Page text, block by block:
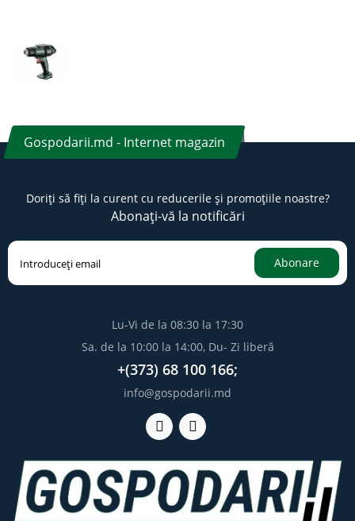
Gospodarii.md - Internet magazin
Doriți să fiți la curent cu reducerile și promoțiile noastre?
Abonați-vă la notificări
Abonare
Lu-Vi de la 08:30 la 17:30
Sa. de la 10:00 la 14:00, Du- Zi liberă
+(373) 68 100 166;
info@gospodarii.md